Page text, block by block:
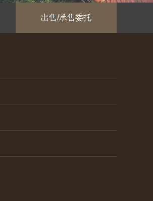
出售/承售委托